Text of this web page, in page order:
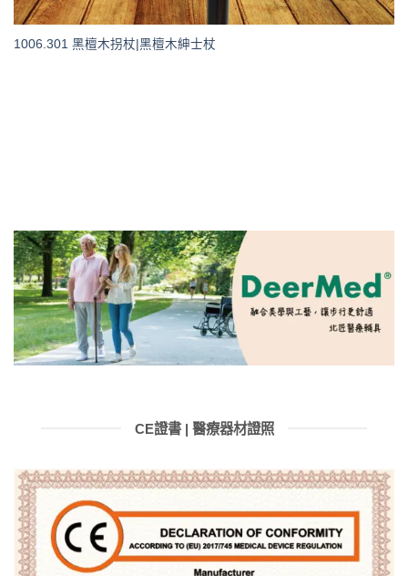
1006.301 黑檀木拐杖|黑檀木紳士杖
CE證書 | 醫療器材證照